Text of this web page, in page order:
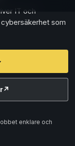
IT och
som
↗
enklare och